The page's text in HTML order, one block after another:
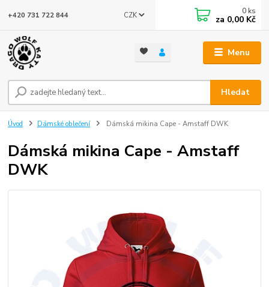
Menu
CZK
Hledat
+420 731 722 844 0 ks
za 0,00 Kč
Úvod Dámské oblečení Dámská mikina Cape - Amstaff DWK
Dámská mikina Cape - Amstaff
DWK